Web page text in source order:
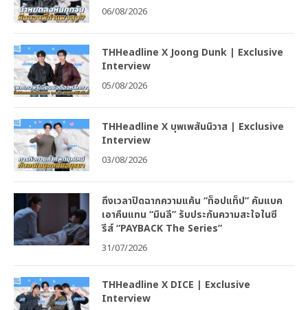
06/08/2026
THHeadline X Joong Dunk | Exclusive
Interview
05/08/2026
THHeadline X บุพเพสันนิวาส | Exclusive
Interview
03/08/2026
ถึงเวลาปิดฉากความแค้น “ท็อปแท็ป” คัมแบค
เอาคืนแทน “มินลี” รับประกันความสะใจในซี
รีส์ “PAYBACK The Series”
31/07/2026
THHeadline X DICE | Exclusive
Interview